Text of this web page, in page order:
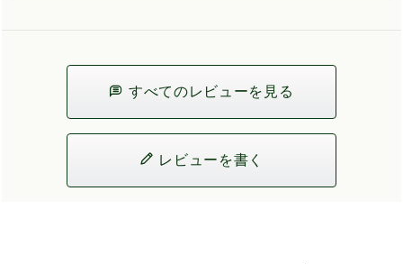
すべてのレビューを見る
レビューを書く